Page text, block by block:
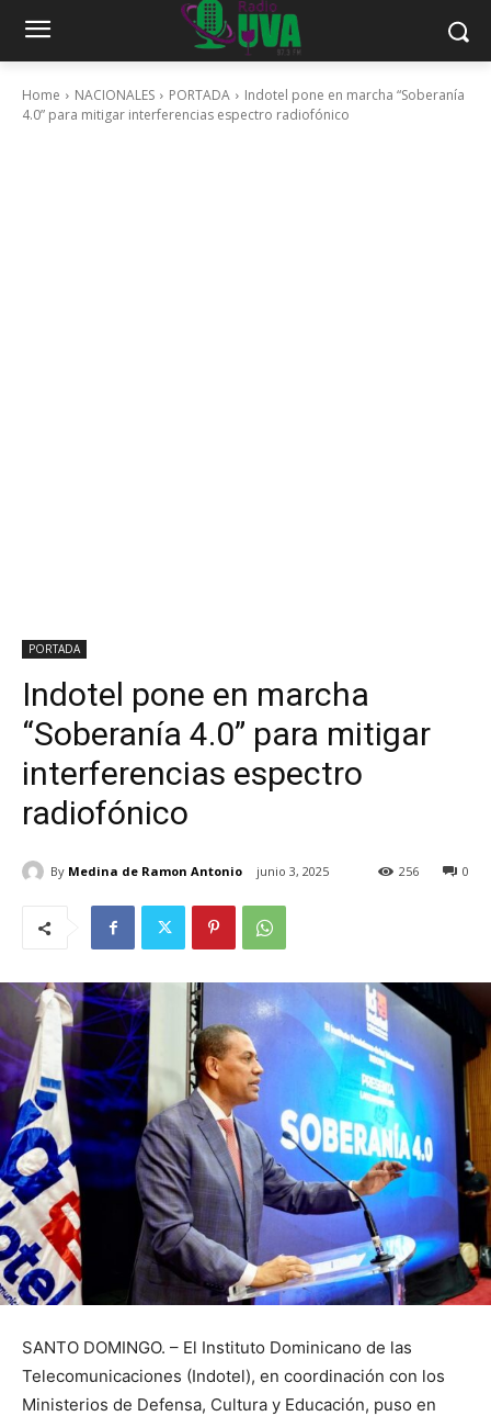
Home NACIONALES PORTADA
Indotel pone en marcha “Soberanía
4.0” para mitigar interferencias espectro radiofónico
PORTADA
Indotel pone en marcha
“Soberanía 4.0” para mitigar
interferencias espectro
radiofónico
By Medina de Ramon Antonio junio 3, 2025 0
256
SANTO DOMINGO. – El Instituto Dominicano de las
Telecomunicaciones (Indotel), en coordinación con los
Ministerios de Defensa, Cultura y Educación, puso en